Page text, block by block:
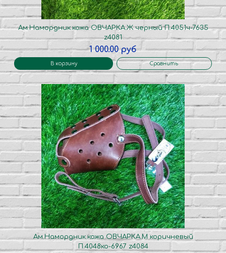
Ам.Намордник.кожа ОВЧАРКА.Ж черный П.4051ч-7635
z4081
1 000.00 руб
В корзину Сравнить
Ам.Намордник.кожа ОВЧАРКА.М коричневый
П.4048ко-6967 z4084